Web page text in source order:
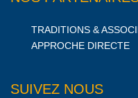
TRADITIONS &
APPROCHE DIRECTE
SUIVEZ NOUS